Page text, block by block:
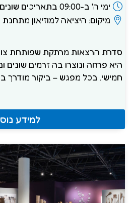
ימי ה' ב-09:00 בתאריכים שונים
מיקום: היציאה למוזיאון
סדרת הרצאות מרתקת שפותחת
היא פרחה ונוצרו בה זרמים שונים
חמישי. בכל מפגש – ביקור מודרך
למידע